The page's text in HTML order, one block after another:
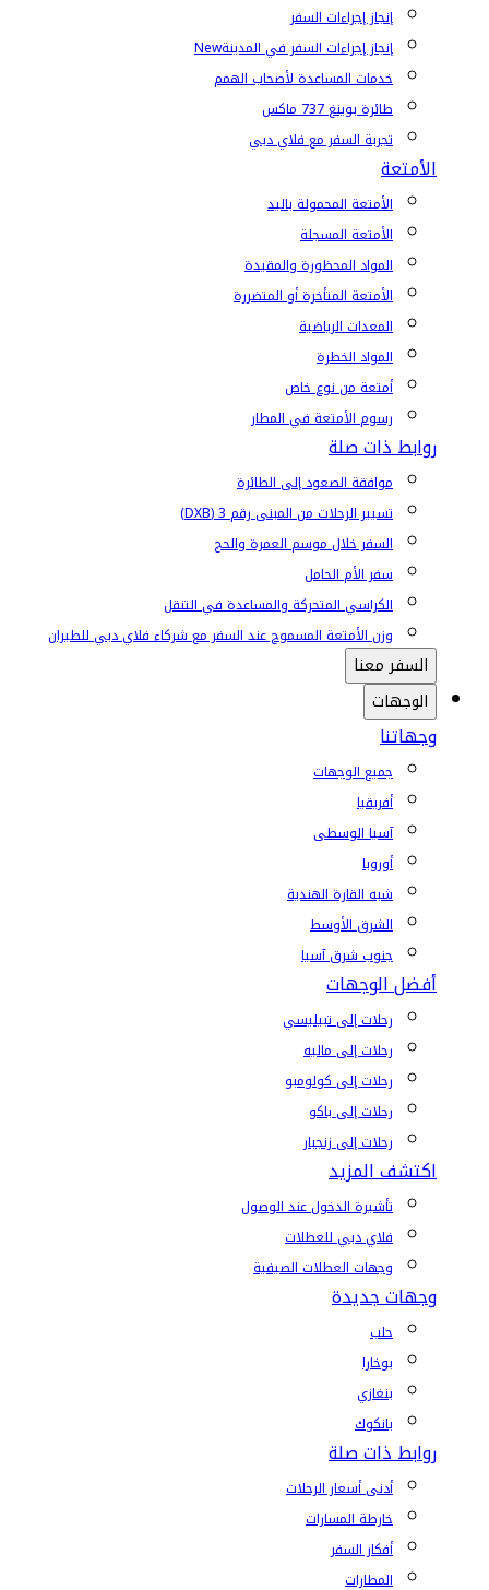
إنجاز إجراءات السفر
إنجاز إجراءات السفر في المدينةNew
خدمات المساعدة لأصحاب الهمم
طائرة بوينغ 737 ماكس
تجربة السفر مع فلاي دبي
الأمتعة
الأمتعة المحمولة باليد
الأمتعة المسجلة
المواد المحظورة والمقيدة
الأمتعة المتأخرة أو المتضررة
المعدات الرياضية
المواد الخطرة
أمتعة من نوع خاص
رسوم الأمتعة في المطار
روابط ذات صلة
موافقة الصعود إلى الطائرة
تسيير الرحلات من المبنى رقم 3 (DXB)
السفر خلال موسم العمرة والحج
سفر الأم الحامل
الكراسي المتحركة والمساعدة في التنقل
وزن الأمتعة المسموح عند السفر مع شركاء فلاي دبي للطيران
السفر معنا
الوجهات
وجهاتنا
جميع الوجهات
أفريقيا
آسيا الوسطى
أوروبا
شبه القارة الهندية
الشرق الأوسط
جنوب شرق آسيا
أفضل الوجهات
رحلات إلى تبيليسي
رحلات إلى ماليه
رحلات إلى كولومبو
رحلات إلى باكو
رحلات إلى زنجبار
اكتشف المزيد
تأشيرة الدخول عند الوصول
فلاي دبي للعطلات
وجهات العطلات الصيفية
وجهات جديدة
حلب
بوخارا
بنغازي
بانكوك
روابط ذات صلة
أدنى أسعار الرحلات
خارطة المسارات
أفكار السفر
المطارات